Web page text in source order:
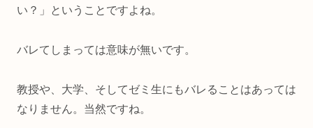
い？」ということですよね。
バレてしまっては意味が無いです。
教授や、大学、そしてゼミ生にもバレることはあっては
なりません。当然ですね。